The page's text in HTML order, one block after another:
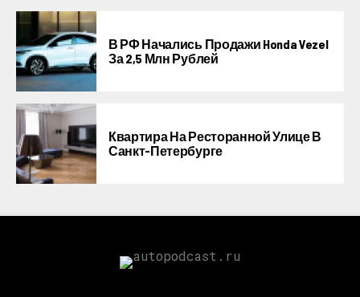
В РФ Начались Продажи Honda Vezel
За 2,5 Млн Рублей
Квартира На Ресторанной Улице В
Санкт-Петербурге